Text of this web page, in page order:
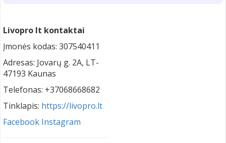
Livopro lt kontaktai
Įmonės kodas: 307540411
Adresas: Jovarų g. 2A, LT-
47193 Kaunas
Telefonas: +37068668682
Tinklapis: https://livopro.lt
Facebook Instagram